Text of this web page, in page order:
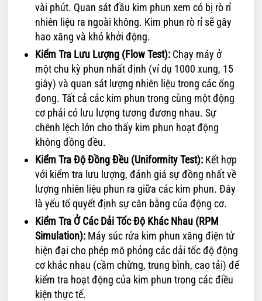
vài phút. Quan sát đầu kim phun xem có bị rò rỉ
nhiên liệu ra ngoài không. Kim phun rò rỉ sẽ gây
hao xăng và khó khởi động.
Kiểm Tra Lưu Lượng (Flow Test): Chạy máy ở
một chu kỳ phun nhất định (ví dụ 1000 xung, 15
giây) và quan sát lượng nhiên liệu trong các ống
đong. Tất cả các kim phun trong cùng một động
cơ phải có lưu lượng tương đương nhau. Sự
chênh lệch lớn cho thấy kim phun hoạt động
không đồng đều.
Kiểm Tra Độ Đồng Đều (Uniformity Test): Kết hợp
với kiểm tra lưu lượng, đánh giá sự đồng nhất về
lượng nhiên liệu phun ra giữa các kim phun. Đây
là yếu tố quyết định sự cân bằng của động cơ.
Kiểm Tra Ở Các Dải Tốc Độ Khác Nhau (RPM
Simulation): Máy súc rửa kim phun xăng điện tử
hiện đại cho phép mô phỏng các dải tốc độ động
cơ khác nhau (cầm chừng, trung bình, cao tải) để
kiểm tra hoạt động của kim phun trong các điều
kiện thực tế.